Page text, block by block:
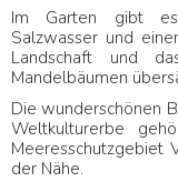
Im Garten gibt
Salzwasser und
Landschaft und
Mandelbäumen
Die wunderschönen
Weltkulturerbe
Meeresschutzgebiet
der Nähe.